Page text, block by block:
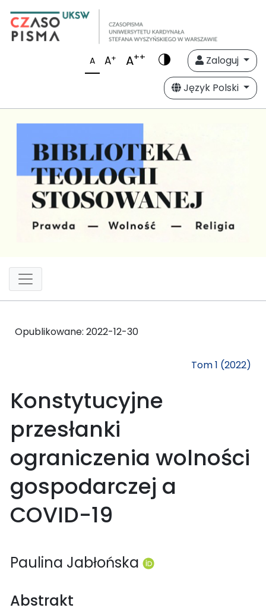
A A+ A++
Zaloguj
Język Polski
Opublikowane: 2022-12-30
Tom 1 (2022)
Konstytucyjne
przesłanki
ograniczenia wolności
gospodarczej a
COVID-19
Paulina Jabłońska
Abstrakt